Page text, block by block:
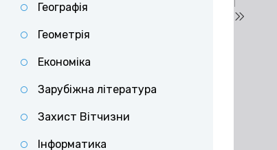
Географія
Геометрія
Економіка
Зарубіжна література
Захист Вітчизни
Інформатика